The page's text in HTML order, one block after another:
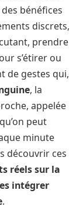
bénéfices
discrets,
prendre
s’étirer ou
de gestes qui,
, la
appelée
peut
minute
découvrir ces
réels sur la
intégrer
.